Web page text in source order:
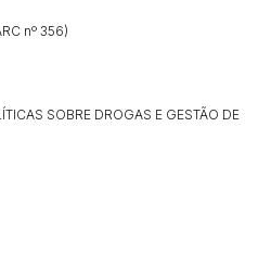
nº 356)
SOBRE DROGAS E GESTÃO DE